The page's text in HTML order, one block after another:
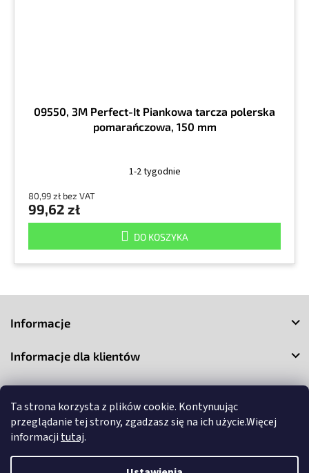
Ta strona korzysta z plików cookie. Kontynuując
przeglądanie tej strony, zgadzasz się na ich użycie.Więcej
informacji tutaj.
09550, 3M Perfect-It Piankowa tarcza polerska
pomarańczowa, 150 mm
1-2 tygodnie
80,99 zł bez VAT
99,62 zł
DO KOSZYKA
Informacje
Informacje dla klientów
Kontakt